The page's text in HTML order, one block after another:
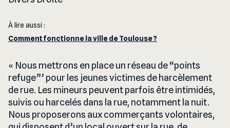
À lire aussi :
Comment fonctionne la ville de Toulouse ?
Nous mettrons en place un réseau de “points
refuge”’ pour les jeunes victimes de harcèlement
de rue. Les mineurs peuvent parfois être intimidés,
suivis ou harcelés dans la rue, notamment la nuit.
Nous proposerons aux commerçants volontaires,